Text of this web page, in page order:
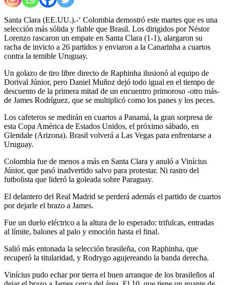
Santa Clara (EE.UU.).-‘ Colombia demostró este martes que es una
selección más sólida y fiable que Brasil. Los dirigidos por Néstor
Lorenzo rascaron un empate en Santa Clara (1-1), alargaron su
racha de invicto a 26 partidos y enviaron a la Canarinha a cuartos
contra la temible Uruguay.
Un golazo de tiro libre directo de Raphinha ilusionó al equipo de
Dorival Júnior, pero Daniel Muñoz dejó todo igual en el tiempo de
descuento de la primera mitad de un encuentro primoroso -otro más-
de James Rodríguez, que se multiplicó como los panes y los peces.
Los cafeteros se medirán en cuartos a Panamá, la gran sorpresa de
esta Copa América de Estados Unidos, el próximo sábado, en
Glendale (Arizona). Brasil volverá a Las Vegas para enfrentarse a
Uruguay.
Colombia fue de menos a más en Santa Clara y anuló a Vinícius
Júnior, que pasó inadvertido salvo para protestar. Ni rastro del
futbolista que lideró la goleada sobre Paraguay.
El delantero del Real Madrid se perderá además el partido de cuartos
por dejarle el brazo a James.
Fue un duelo eléctrico a la altura de lo esperado: trifulcas, entradas
al límite, balones al palo y emoción hasta el final.
Salió más entonada la selección brasileña, con Raphinha, que
recuperó la titularidad, y Rodrygo agujereando la banda derecha.
Vinícius pudo echar por tierra el buen arranque de los brasileños al